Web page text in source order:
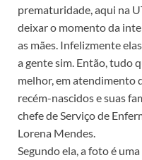
prematuridade, aqui na
deixar o momento da
as mães. Infelizmente
a gente sim. Então, tudo
melhor, em atendimento
recém-nascidos e suas
chefe de Serviço de
Lorena Mendes.
Segundo ela, a foto é